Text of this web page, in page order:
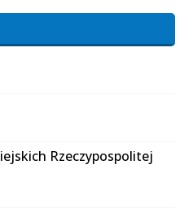
Rzeczypospolitej